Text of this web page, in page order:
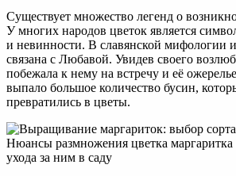
Существует множество легенд о
У многих народов цветок является
и невинности. В славянской мифологии
связана с Любавой. Увидев своего
побежала к нему на встречу и её
выпало большое количество бусин,
превратились в цветы.